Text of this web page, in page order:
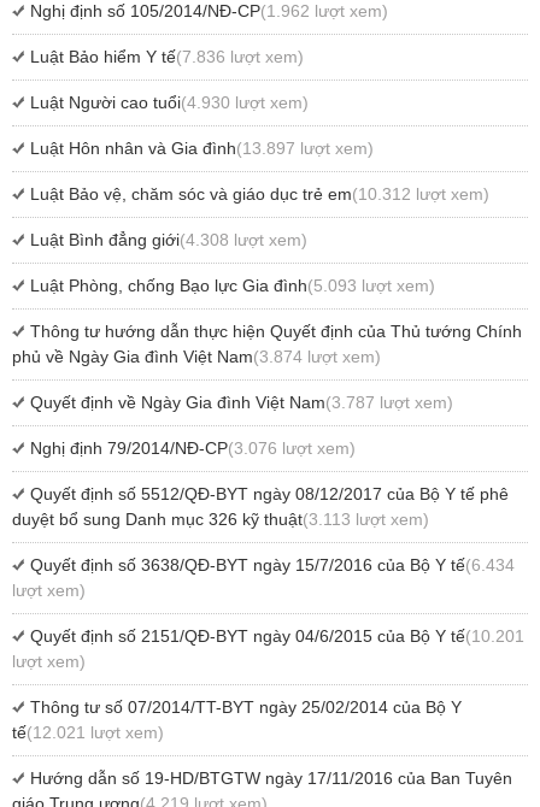
Nghị định số 105/2014/NĐ-CP(1.962 lượt xem)
Luật Bảo hiểm Y tế(7.836 lượt xem)
Luật Người cao tuổi(4.930 lượt xem)
Luật Hôn nhân và Gia đình(13.897 lượt xem)
Luật Bảo vệ, chăm sóc và giáo dục trẻ em(10.312 lượt xem)
Luật Bình đẳng giới(4.308 lượt xem)
Luật Phòng, chống Bạo lực Gia đình(5.093 lượt xem)
Thông tư hướng dẫn thực hiện Quyết định của Thủ tướng Chính
phủ về Ngày Gia đình Việt Nam(3.874 lượt xem)
Quyết định về Ngày Gia đình Việt Nam(3.787 lượt xem)
Nghị định 79/2014/NĐ-CP(3.076 lượt xem)
Quyết định số 5512/QĐ-BYT ngày 08/12/2017 của Bộ Y tế phê
duyệt bổ sung Danh mục 326 kỹ thuật(3.113 lượt xem)
Quyết định số 3638/QĐ-BYT ngày 15/7/2016 của Bộ Y tế(6.434
lượt xem)
Quyết định số 2151/QĐ-BYT ngày 04/6/2015 của Bộ Y tế(10.201
lượt xem)
Thông tư số 07/2014/TT-BYT ngày 25/02/2014 của Bộ Y
tế(12.021 lượt xem)
Hướng dẫn số 19-HD/BTGTW ngày 17/11/2016 của Ban Tuyên